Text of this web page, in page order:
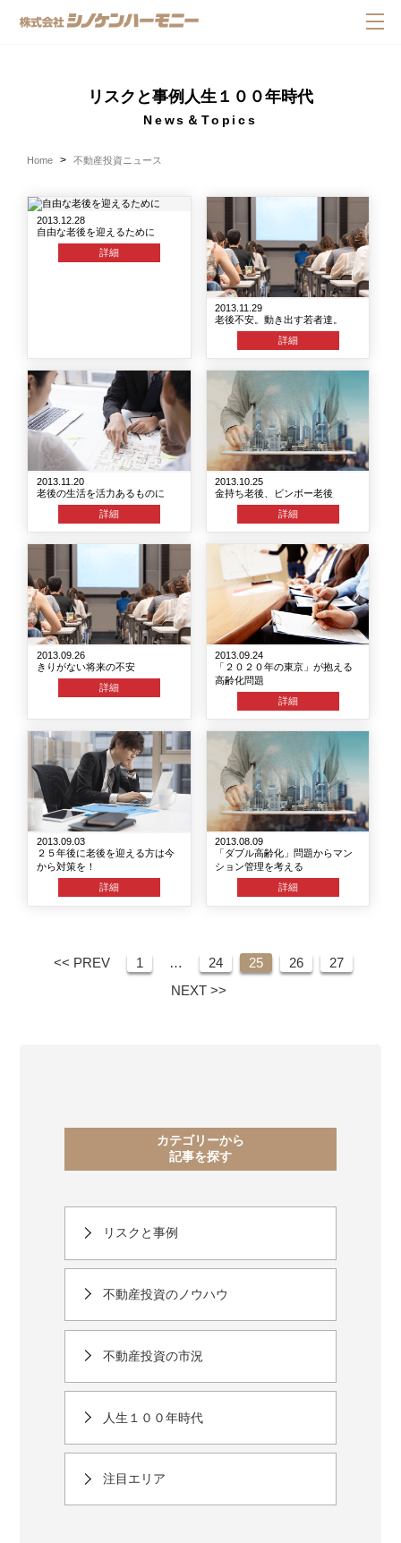
リスクと事例人生１００年時代
News＆Topics
Home 不動産投資ニュース
2013.12.28
自由な老後を迎えるために
詳細
2013.11.29
老後不安。動き出す若者達。
詳細
2013.11.20
老後の生活を活力あるものに
詳細
2013.10.25
金持ち老後、ビンボー老後
詳細
2013.09.26
きりがない将来の不安
詳細
2013.09.24
「２０２０年の東京」が抱える
高齢化問題
詳細
2013.09.03
２５年後に老後を迎える方は今
から対策を！
詳細
2013.08.09
「ダブル高齢化」問題からマン
ション管理を考える
詳細
<< PREV 1 … 24 25 26
27
NEXT >>
カテゴリーから
記事を探す
リスクと事例
不動産投資のノウハウ
不動産投資の市況
人生１００年時代
注目エリア